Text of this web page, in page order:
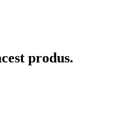
produs.